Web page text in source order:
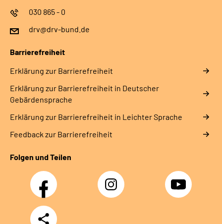
030 865 - 0
drv@drv-bund.de
Barrierefreiheit
Erklärung zur Barrierefreiheit
Erklärung zur Barrierefreiheit in Deutscher
Gebärdensprache
Erklärung zur Barrierefreiheit in Leichter Sprache
Feedback zur Barrierefreiheit
Folgen und Teilen
Facebook Instagram YouTube
Teilen